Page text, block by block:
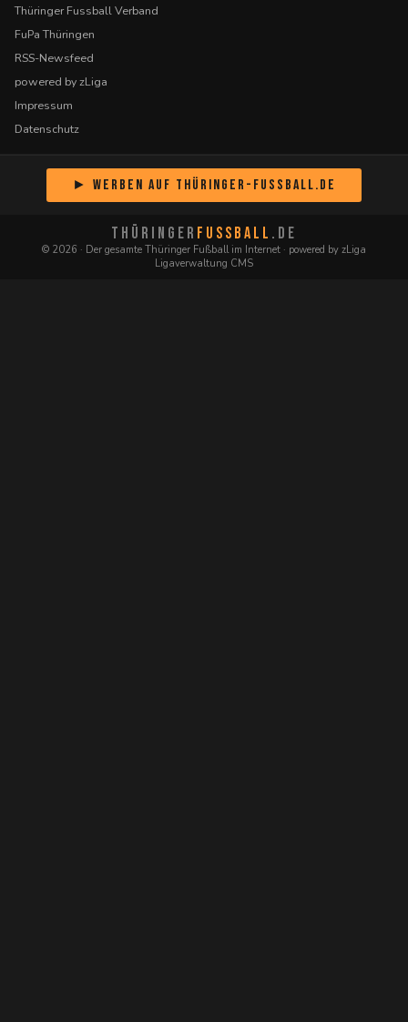
Thüringer Fussball Verband
FuPa Thüringen
RSS-Newsfeed
powered by zLiga
Impressum
Datenschutz
► Werben auf Thüringer-Fussball.de
THÜRINGER FUSSBALL .DE
© 2026 · Der gesamte Thüringer Fußball im Internet · powered by zLiga
Ligaverwaltung CMS